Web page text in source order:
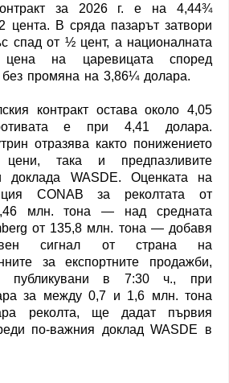
за 2026 г. е на 4,44¾
цента. В сряда пазарът затвори
спад от ½ цент, а националната
на царевицата според
промяна на 3,86¼ долара.
контракт остава около 4,05
е при 4,41 долара.
отразява както понижението
цени, така и предпазливите
доклада WASDE. Оценката на
CONAB за реколтата от
млн. тона — над средната
от 135,8 млн. тона — добавя
сигнал от страна на
за експортните продажби,
публикувани в 7:30 ч., при
за между 0,7 и 1,6 млн. тона
реколта, ще дадат първия
по-важния доклад WASDE в